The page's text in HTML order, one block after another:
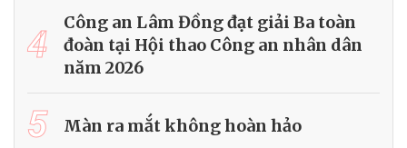
4
Công an Lâm Đồng đạt giải Ba toàn
đoàn tại Hội thao Công an nhân dân
năm 2026
5 Màn ra mắt không hoàn hảo